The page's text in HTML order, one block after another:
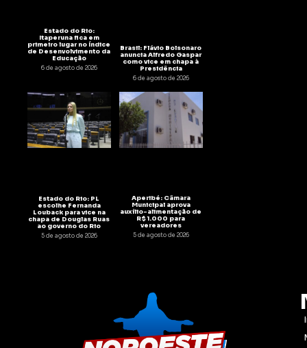
Estado do Rio:
Itaperuna fica em
primeiro lugar no Índice
de Desenvolvimento da
Educação
6 de agosto de 2026
Brasil: Flávio Bolsonaro
anuncia Alfredo Gaspar
como vice em chapa à
Presidência
6 de agosto de 2026
Estado do Rio: PL
escolhe Fernanda
Louback para vice na
chapa de Douglas Ruas
ao governo do Rio
5 de agosto de 2026
Aperibé: Câmara
Municipal aprova
auxílio-alimentação de
R$ 1.000 para
vereadores
5 de agosto de 2026